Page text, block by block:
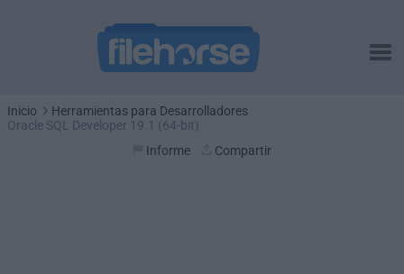
Inicio
Herramientas para Desarrolladores
Oracle SQL Developer 19.1 (64-bit)
Informe
Compartir